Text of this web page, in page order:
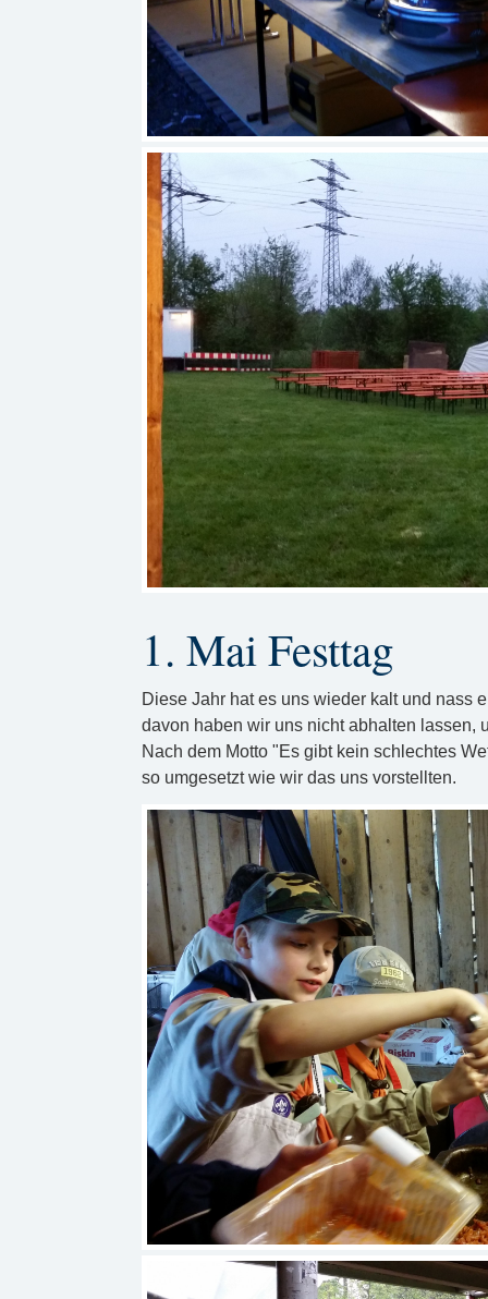
1. Mai Festtag
Diese Jahr hat es uns wieder kalt und nass
davon haben wir uns nicht abhalten lassen,
Nach dem Motto "Es gibt kein schlechtes
so umgesetzt wie wir das uns vorstellten.